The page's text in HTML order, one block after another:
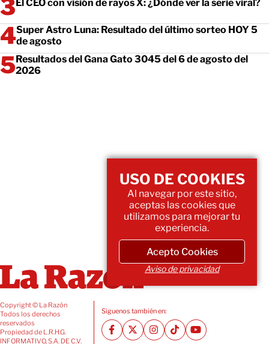
El CEO con visión de rayos X: ¿Dónde ver la serie viral?
Super Astro Luna: Resultado del último sorteo HOY 5
de agosto
Resultados del Gana Gato 3045 del 6 de agosto del
2026
Copyright © La Razón
Todos los derechos
reservados
Propiedad de L.R.H.G.
INFORMATIVO, S.A. DE C.V.
Siguenos también en:
USO DE COOKIES
Al navegar por este sitio,
aceptas las cookies que
utilizamos para mejorar tu
experiencia.
Acepto Cookies
Aviso de privacidad